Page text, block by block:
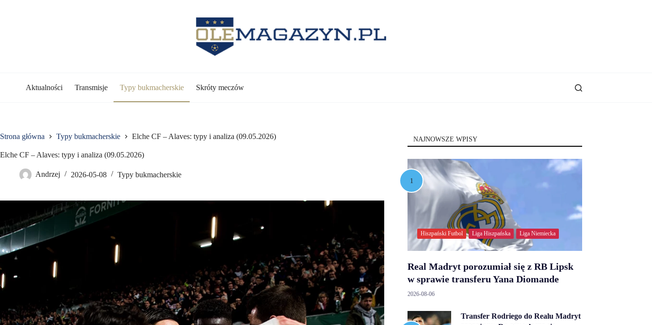
Aktualności Transmisje Typy bukmacherskie Skróty meczów
Strona główna Typy bukmacherskie Elche CF – Alaves: typy i analiza (09.05.2026)
Elche CF – Alaves: typy i analiza (09.05.2026)
Andrzej 2026-05-08 Typy bukmacherskie
NAJNOWSZE WPISY
Hiszpański Futbol Liga Hiszpańska Liga Niemiecka
Real Madryt porozumiał się z RB Lipsk
w sprawie transferu Yana Diomande
2026-08-06
Transfer Rodriego do Realu Madryt